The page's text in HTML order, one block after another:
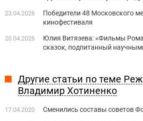
23.04.2026
Победители 48 Московского
кинофестиваля
20.04.2026
Юлия Витязева: «Фильмы
сказок, подпитанный
Другие статьи по теме
Владимир Хотиненко
17.04.2020 Сменились составы советов